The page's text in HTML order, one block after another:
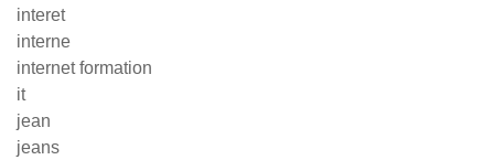
interet
interne
internet formation
it
jean
jeans